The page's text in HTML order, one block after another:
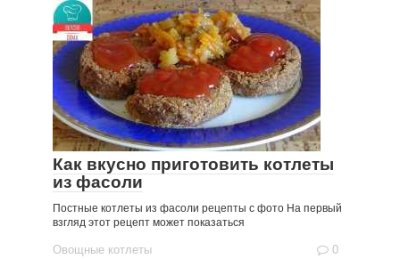
Как вкусно приготовить котлеты
из фасоли
Постные котлеты из фасоли рецепты с фото На первый
взгляд этот рецепт может показаться
Овощные котлеты 0